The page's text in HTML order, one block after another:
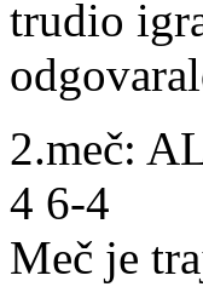
trudio
2.meč:
4 6-4
Meč je